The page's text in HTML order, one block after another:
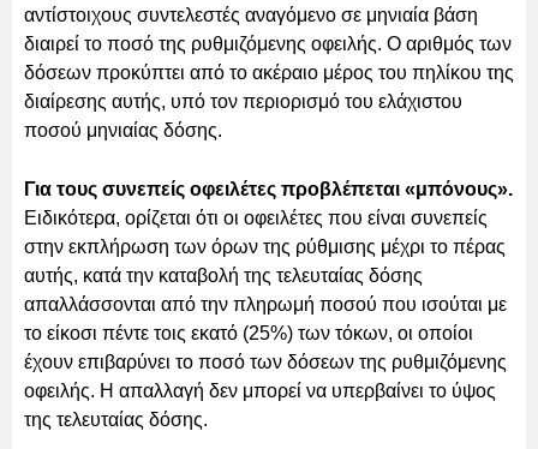
αντίστοιχους συντελεστές αναγόμενο σε μηνιαία βάση
διαιρεί το ποσό της ρυθμιζόμενης οφειλής. Ο αριθμός των
δόσεων προκύπτει από το ακέραιο μέρος του πηλίκου της
διαίρεσης αυτής, υπό τον περιορισμό του ελάχιστου
ποσού μηνιαίας δόσης.
Για τους συνεπείς οφειλέτες προβλέπεται «μπόνους».
Ειδικότερα, ορίζεται ότι οι οφειλέτες που είναι συνεπείς
στην εκπλήρωση των όρων της ρύθμισης μέχρι το πέρας
αυτής, κατά την καταβολή της τελευταίας δόσης
απαλλάσσονται από την πληρωμή ποσού που ισούται με
το είκοσι πέντε τοις εκατό (25%) των τόκων, οι οποίοι
έχουν επιβαρύνει το ποσό των δόσεων της ρυθμιζόμενης
οφειλής. Η απαλλαγή δεν μπορεί να υπερβαίνει το ύψος
της τελευταίας δόσης.